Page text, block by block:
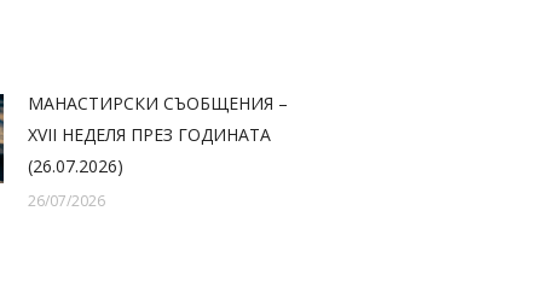
МАНАСТИРСКИ СЪОБЩЕНИЯ –
XVII НЕДЕЛЯ ПРЕЗ ГОДИНАТА
(26.07.2026)
26/07/2026